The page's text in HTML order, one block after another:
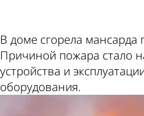
В доме сгорела
Причиной пожара стало
устройства и
оборудования.